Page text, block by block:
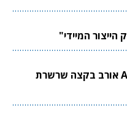
צוואר הבקבוק הבא בשוק ה-AI אורב בקצה שרשרת